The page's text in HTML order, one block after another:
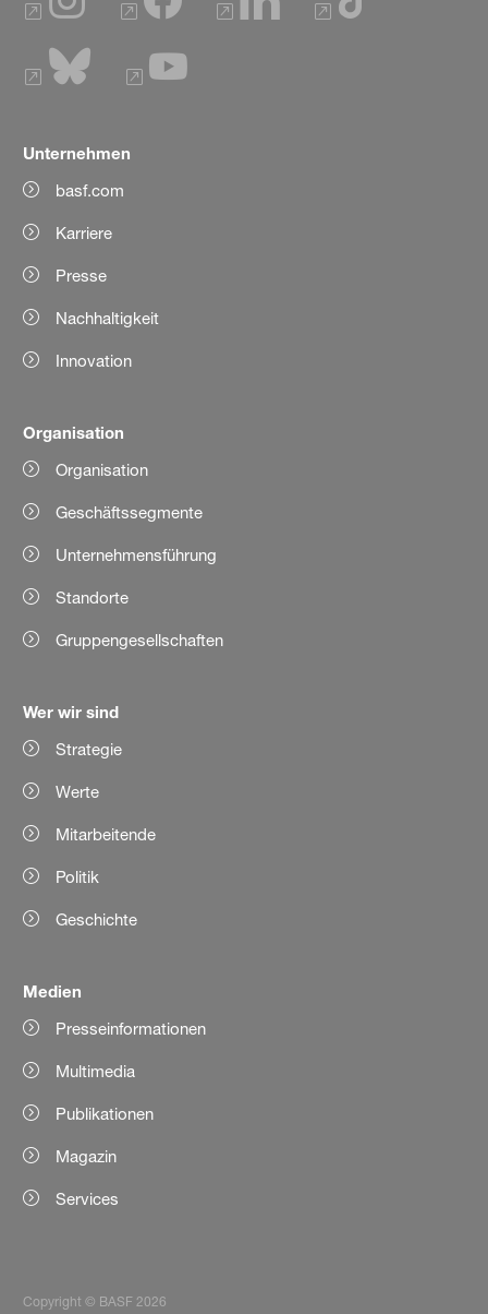
Unternehmen
basf.com
Karriere
Presse
Nachhaltigkeit
Innovation
Organisation
Organisation
Geschäftssegmente
Unternehmensführung
Standorte
Gruppengesellschaften
Wer wir sind
Strategie
Werte
Mitarbeitende
Politik
Geschichte
Medien
Presseinformationen
Multimedia
Publikationen
Magazin
Services
Copyright © BASF 2026